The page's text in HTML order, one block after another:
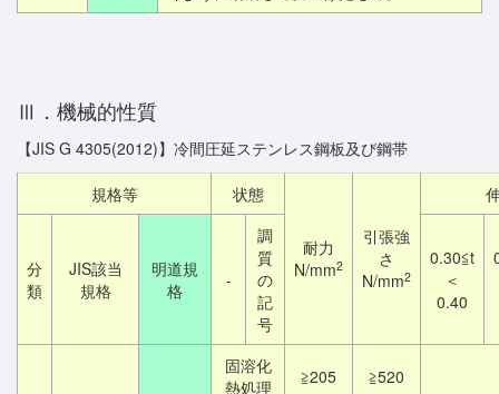
Ⅲ．機械的性質
【JIS G 4305(2012)】冷間圧延ステンレス鋼板及び鋼帯
規格等 状態
耐力
N/mm2
引張強
さ
N/mm2
分
類
JIS該当
規格
明道規
格
-
調
質
の
記
号
0.30≦t
＜
0.40
固溶化
熱処理
≧205 ≧520